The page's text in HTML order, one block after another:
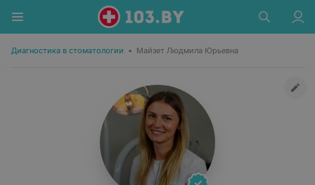
Диагностика в стоматологии • Майзет Людмила Юрьевна